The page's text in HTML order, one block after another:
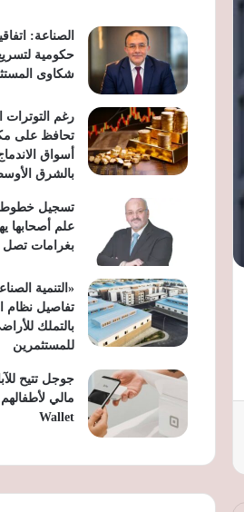
حكومية
شكاوى
رغم التوترات
تحافظ على
أسواق
بالشرق
تسجيل خطوط
علم أصحابها
بغرامات تصل إلى 3
«التنمية
تفاصيل نظام
بالتملك
للمستثمرين
جوجل تتيح
Wallet